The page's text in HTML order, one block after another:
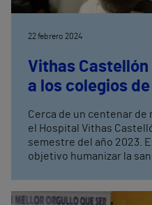
22 febrero 2024
Vithas
a los colegios
Cerca de un centenar
el Hospital Vithas
semestre del año 2023. Esta iniciativa tiene como
objetivo humanizar la
necesitarla.